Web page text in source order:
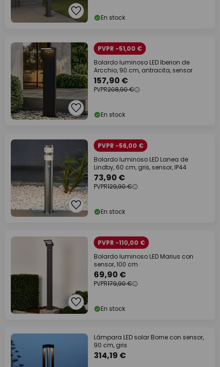
En stock
PVPR -51,00 €
Bolardo luminoso LED Iberion de
Arcchio, 90 cm, antracita, sensor
157,90 €
PVPR208,90 €
En stock
PVPR -56,00 €
Bolardo luminoso LED Lanea de
Lindby, 60 cm, gris, sensor, IP44
73,90 €
PVPR129,90 €
En stock
PVPR -110,00 €
Bolardo luminoso LED Marius con
sensor, 100 cm
69,90 €
PVPR179,90 €
En stock
Lámpara LED solar Borne con sensor,
90 cm, gris
314,19 €